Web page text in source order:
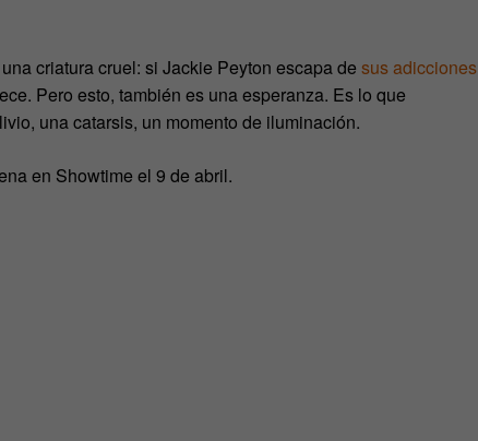
criatura cruel: si Jackie Peyton escapa de sus adicciones
Pero esto, también es una esperanza. Es lo que
una catarsis, un momento de iluminación.
en Showtime el 9 de abril.